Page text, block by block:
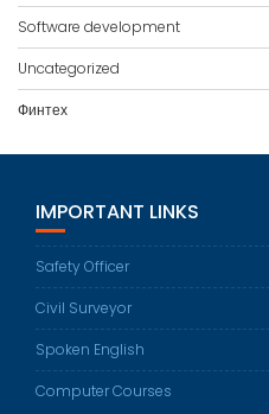
Software development
Uncategorized
Финтех
IMPORTANT LINKS
Safety Officer
Civil Surveyor
Spoken English
Computer Courses